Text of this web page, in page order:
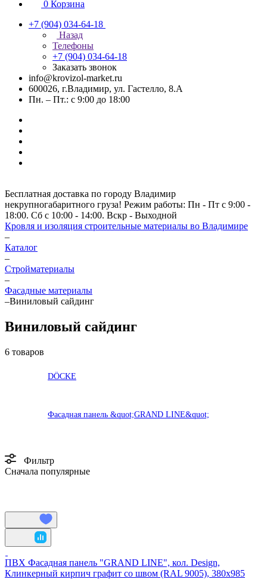
0 Корзина
+7 (904) 034-64-18
Назад
Телефоны
+7 (904) 034-64-18
Заказать звонок
info@krovizol-market.ru
600026, г.Владимир, ул. Гастелло, 8.А
Пн. – Пт.: с 9:00 до 18:00
Бесплатная доставка по городу Владимир
некрупногабаритного груза! Режим работы: Пн - Пт с 9:00 -
18:00. Сб с 10:00 - 14:00. Вскр - Выходной
Кровля и изоляция строительные материалы во Владимире
–
Каталог
–
Стройматериалы
–
Фасадные материалы
–Виниловый сайдинг
Виниловый сайдинг
6 товаров
DÖCKE
Фасадная панель &quot;GRAND LINE&quot;
Фильтр
Сначала популярные
ПВХ Фасадная панель "GRAND LINE", кол. Design,
Клинкерный кирпич графит со швом (RAL 9005), 380х985